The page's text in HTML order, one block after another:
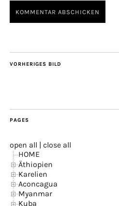
VORHERIGES BILD
PAGES
open all
close all
HOME
Äthiopien
Karelien
Aconcagua
Myanmar
Kuba